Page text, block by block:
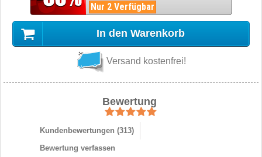
Nur 2 Verfügbar
In den Warenkorb
Versand kostenfrei!
Bewertung
Kundenbewertungen (313)
Bewertung verfassen